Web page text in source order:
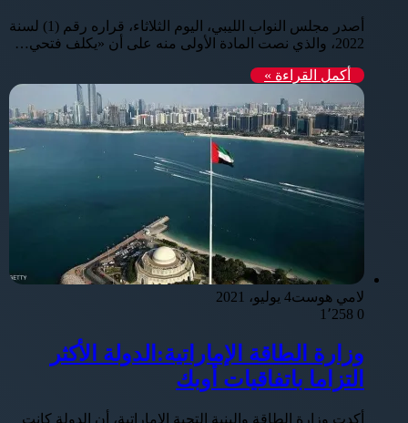
أصدر مجلس النواب الليبي، اليوم الثلاثاء، قراره رقم (1) لسنة
2022، والذي نصت المادة الأولى منه على أن «يكلف فتحي…
أكمل القراءة »
لامي هوست4 يوليو، 2021
0
وزارة الطاقة الإماراتية:الدولة الأكثر
التزاما باتفاقيات أوبك
أكدت وزارة الطاقة والبنية التحية الإماراتية، أن الدولة كانت